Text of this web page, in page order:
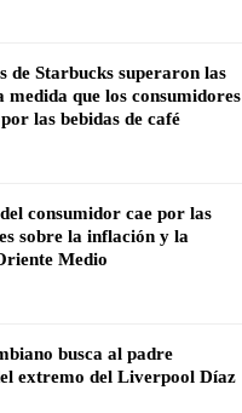
de Starbucks superaron las
medida que los consumidores
las bebidas de café
consumidor cae por las
sobre la inflación y la
Medio
busca al padre
extremo del Liverpool Díaz